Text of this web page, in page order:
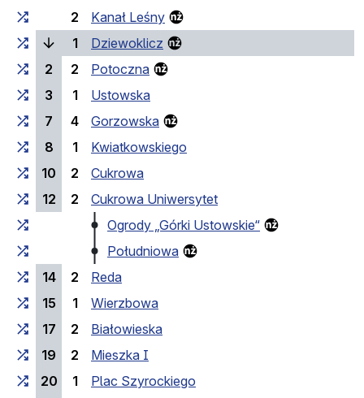
2
Kanał Leśny
1
Dziewoklicz
2
2
Potoczna
3
1
Ustowska
7
4
Gorzowska
8
1
Kwiatkowskiego
10
2
Cukrowa
12
2
Cukrowa Uniwersytet
Ogrody „Górki Ustowskie“
Południowa
14
2
Reda
15
1
Wierzbowa
17
2
Białowieska
19
2
Mieszka I
20
1
Plac Szyrockiego